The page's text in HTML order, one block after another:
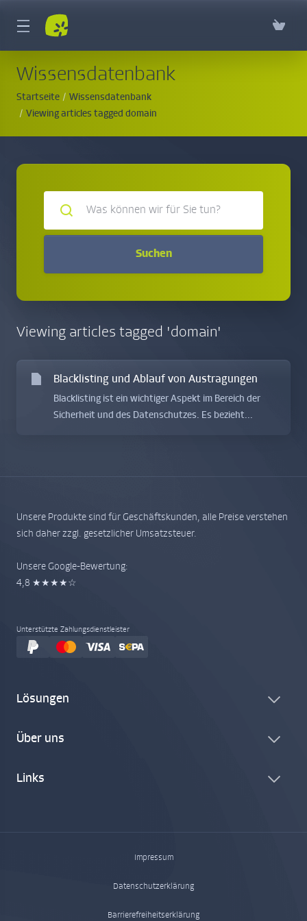
Wissensdatenbank
Startseite
Wissensdatenbank
Viewing articles tagged domain
Suchen
Viewing articles tagged 'domain'
Blacklisting und Ablauf von Austragungen
Blacklisting ist ein wichtiger Aspekt im Bereich der
Sicherheit und des Datenschutzes. Es bezieht...
Unsere Produkte sind für Geschäftskunden, alle Preise verstehen
sich daher zzgl. gesetzlicher Umsatzsteuer.
Unsere Google-Bewertung:
4,8 ★★★★☆
Unterstützte Zahlungsdienstleister
Lösungen
Über uns
Links
Impressum
Datenschutzerklärung
Barrierefreiheitserklärung